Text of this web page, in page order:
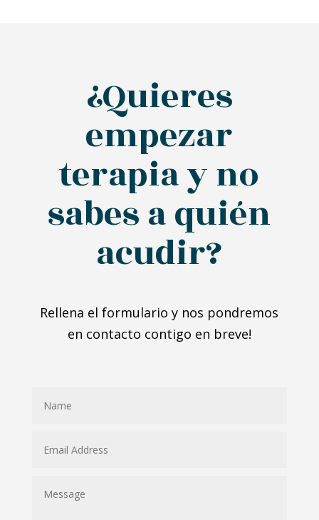
¿Quieres
empezar
terapia y no
sabes a quién
acudir?
Rellena el formulario y nos pondremos
en contacto contigo en breve!